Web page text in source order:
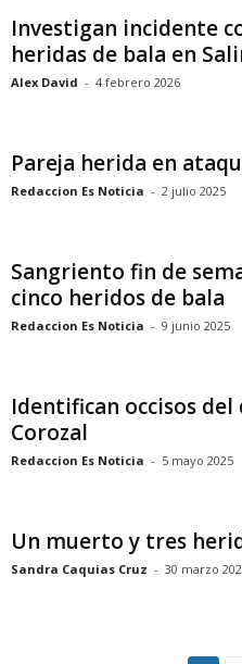
Investigan incidente
heridas de bala en
Alex David - 4 febrero 2026
Pareja herida en
Redaccion Es Noticia - 2 julio 2025
Sangriento fin de
cinco heridos de bala
Redaccion Es Noticia - 9 junio 2025
Identifican occisos
Corozal
Redaccion Es Noticia - 5 mayo 2025
Un muerto y tres
Sandra Caquias Cruz - 30 marzo